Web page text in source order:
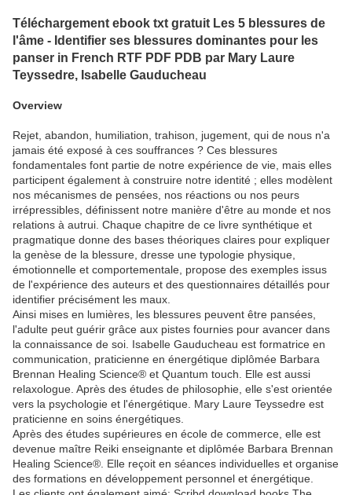
Téléchargement ebook txt gratuit Les 5 blessures de
l'âme - Identifier ses blessures dominantes pour les
panser in French RTF PDF PDB par Mary Laure
Teyssedre, Isabelle Gauducheau
Overview
Rejet, abandon, humiliation, trahison, jugement, qui de nous n'a
jamais été exposé à ces souffrances ? Ces blessures
fondamentales font partie de notre expérience de vie, mais elles
participent également à construire notre identité ; elles modèlent
nos mécanismes de pensées, nos réactions ou nos peurs
irrépressibles, définissent notre manière d'être au monde et nos
relations à autrui. Chaque chapitre de ce livre synthétique et
pragmatique donne des bases théoriques claires pour expliquer
la genèse de la blessure, dresse une typologie physique,
émotionnelle et comportementale, propose des exemples issus
de l'expérience des auteurs et des questionnaires détaillés pour
identifier précisément les maux.
Ainsi mises en lumières, les blessures peuvent être pansées,
l'adulte peut guérir grâce aux pistes fournies pour avancer dans
la connaissance de soi. Isabelle Gauducheau est formatrice en
communication, praticienne en énergétique diplômée Barbara
Brennan Healing Science® et Quantum touch. Elle est aussi
relaxologue. Après des études de philosophie, elle s'est orientée
vers la psychologie et l'énergétique. Mary Laure Teyssedre est
praticienne en soins énergétiques.
Après des études supérieures en école de commerce, elle est
devenue maître Reiki enseignante et diplômée Barbara Brennan
Healing Science®. Elle reçoit en séances individuelles et organise
des formations en développement personnel et énergétique.